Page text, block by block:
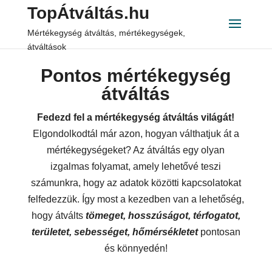
TopÁtváltás.hu
Mértékegység átváltás, mértékegységek,
átváltások
Pontos mértékegység
átváltás
Fedezd fel a mértékegység átváltás világát!
Elgondolkodtál már azon, hogyan válthatjuk át a
mértékegységeket? Az átváltás egy olyan
izgalmas folyamat, amely lehetővé teszi
számunkra, hogy az adatok közötti kapcsolatokat
felfedezzük. Így most a kezedben van a lehetőség,
hogy átválts tömeget, hosszúságot, térfogatot,
területet, sebességet, hőmérsékletetpontosan
és könnyedén!